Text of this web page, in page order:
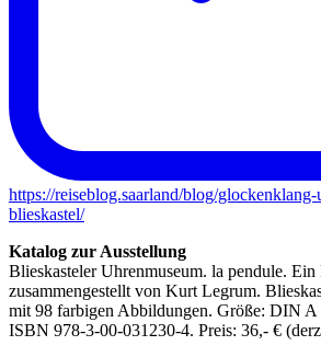
https://reiseblog.saarland/blog/
blieskastel/
Katalog zur Ausstellung
Blieskasteler Uhrenmuseum. la pendule. Ein
zusammengestellt von Kurt Legrum.
mit 98 farbigen Abbildungen. Größe: DIN A
ISBN 978-3-00-031230-4. Preis: 36,- €